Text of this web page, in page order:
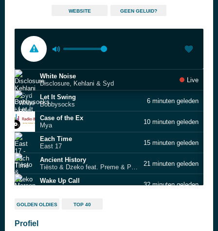
WEBSITE GEEN GELUID?
White Noise
Disclosure, Kehlani & Syd
Live
Let It Swing
Bobbysocks
6 minuten geleden
Case of the Ex
Mya
10 minuten geleden
Each Time
East 17
15 minuten geleden
Ancient History
Tiësto & Dzeko feat. Preme & Post Malone
21 minuten geleden
Wake Up Call
32 minuten geleden
Dark Thoughts
GOLDEN OLDIES TOP 40
Profiel